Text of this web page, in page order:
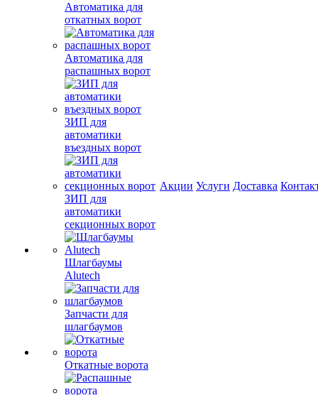
Автоматика для
откатных ворот
Автоматика для
распашных ворот
ЗИП для
автоматики
въездных ворот
ЗИП для
автоматики
секционных ворот
Шлагбаумы
Alutech
Запчасти для
шлагбаумов
Откатные ворота
Акции Услуги Доставка